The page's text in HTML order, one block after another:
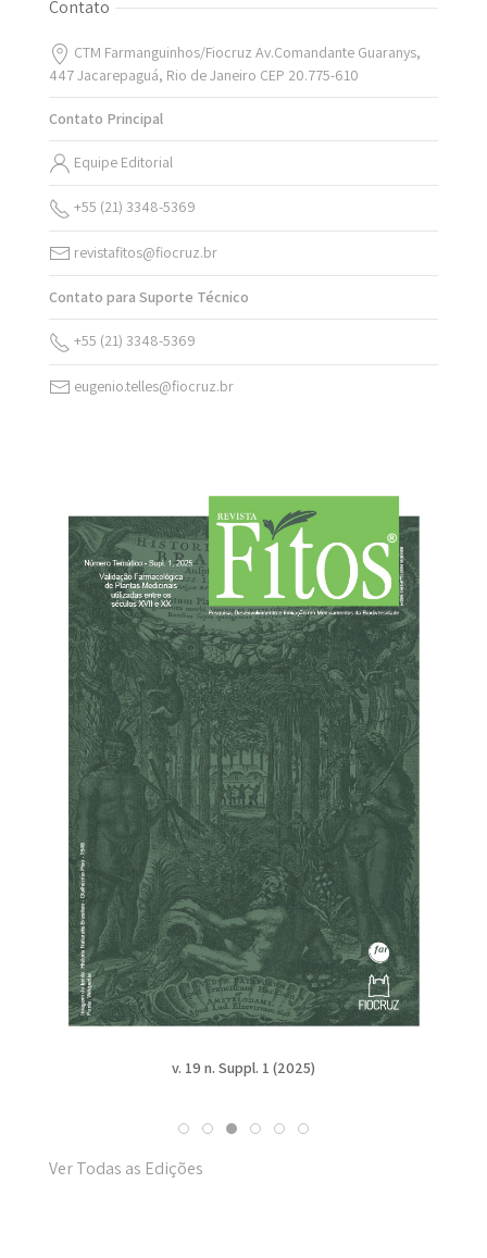
Contato
CTM Farmanguinhos/Fiocruz Av.Comandante Guaranys,
447 Jacarepaguá, Rio de Janeiro CEP 20.775-610
Contato Principal
Equipe Editorial
+55 (21) 3348-5369
revistafitos@fiocruz.br
Contato para Suporte Técnico
+55 (21) 3348-5369
eugenio.telles@fiocruz.br
v. 19 n. Suppl. 1 (2025)
Ver Todas as Edições